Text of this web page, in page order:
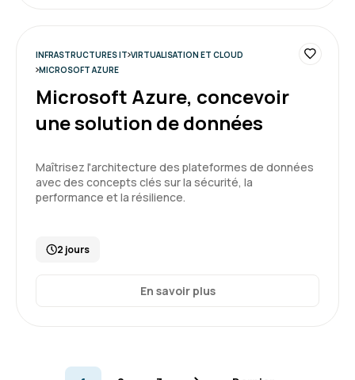
INFRASTRUCTURES IT VIRTUALISATION ET CLOUD
MICROSOFT AZURE
Microsoft Azure, concevoir
une solution de données
Maîtrisez l'architecture des plateformes de données
avec des concepts clés sur la sécurité, la
performance et la résilience.
2 jours
En savoir plus